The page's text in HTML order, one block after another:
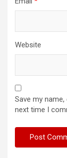
Website
Save my
next time I